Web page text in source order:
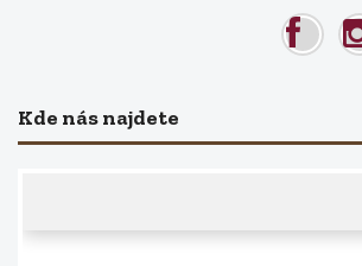
Kde nás najdete